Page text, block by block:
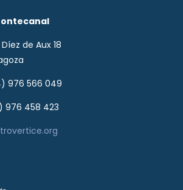
de Aux 18
976 566 049
976 458 423